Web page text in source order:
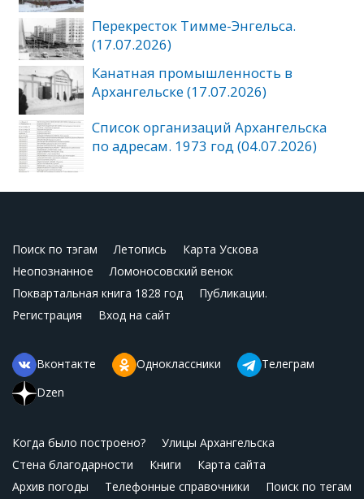
Перекресток Тимме-Энгельса.
(17.07.2026)
Канатная промышленность в
Архангельске (17.07.2026)
Список организаций Архангельска
по адресам. 1973 год (04.07.2026)
Поиск по тэгам Летопись
Карта Ускова
Неопознанное
Ломоносовский венок
Поквартальная книга 1828 год
Публикации.
Регистрация
Вход на сайт
Вконтакте Одноклассники
Телеграм
Dzen
Когда было построено?
Улицы Архангельска
Стена благодарности
Книги
Карта сайта
Архив погоды
Телефонные справочники Поиск по тегам